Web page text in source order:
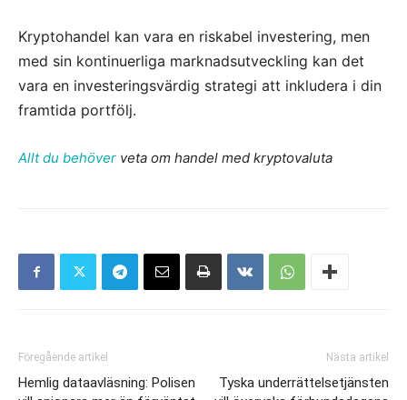
Kryptohandel kan vara en riskabel investering, men
med sin kontinuerliga marknadsutveckling kan det
vara en investeringsvärdig strategi att inkludera i din
framtida portfölj.
Allt du behöver veta om handel med kryptovaluta
Föregående artikel
Hemlig dataavläsning: Polisen
Nästa artikel
Tyska underrättelsetjänsten